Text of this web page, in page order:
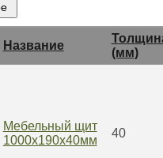
Название
(мм)
Мебельный щит
1000x190x40мм
40